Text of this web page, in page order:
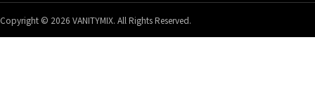
Copyright © 2026 VANITYMIX. All Rights Reserved.